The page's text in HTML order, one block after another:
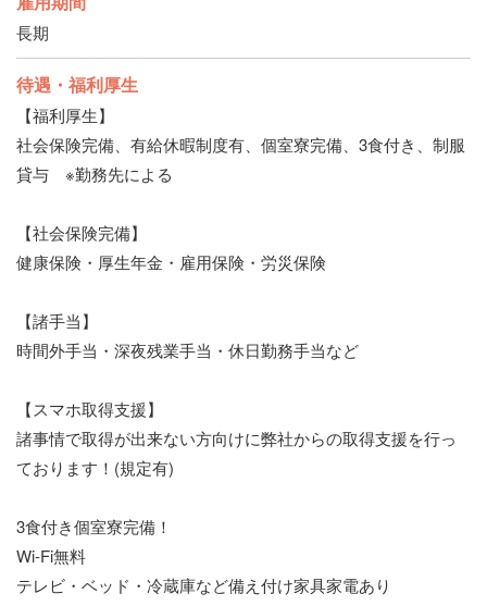
長期
待遇・福利厚生
【福利厚生】
社会保険完備、有給休暇制度有、個室寮完備、3食付き、制服
貸与 ※勤務先による
【社会保険完備】
健康保険・厚生年金・雇用保険・労災保険
【諸手当】
時間外手当・深夜残業手当・休日勤務手当など
【スマホ取得支援】
諸事情で取得が出来ない方向けに弊社からの取得支援を行っ
ております！(規定有)
3食付き個室寮完備！
Wi-Fi無料
テレビ・ベッド・冷蔵庫など備え付け家具家電あり